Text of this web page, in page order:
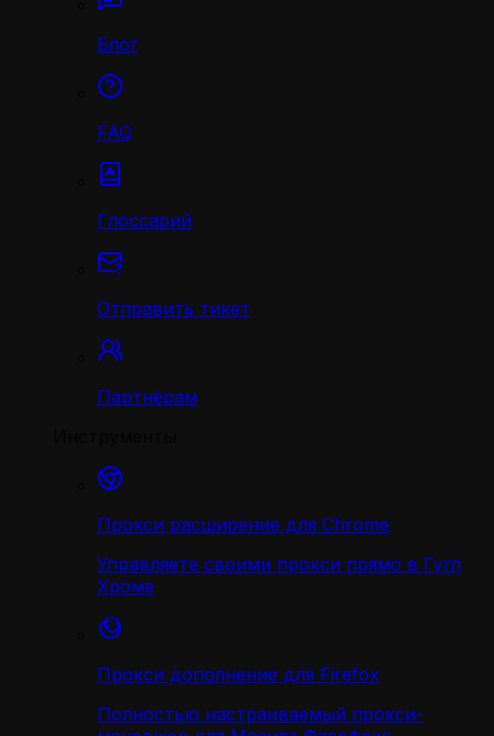
Блог
FAQ
Глоссарий
Отправить тикет
Партнёрам
Прокси расширение для Chrome
Управляете своими прокси прямо в Гугл
Хроме
Прокси дополнение для Firefox
Полностью настраиваемый прокси-